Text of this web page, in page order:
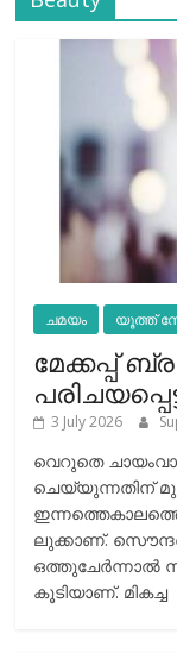
ചമയം യൂത്ത്
മേക്കപ്പ്
3 July 2026
വെറുതെ
ചെയ്യുന്നതിന്
ലുക്കാണ്.
ഒത്തുചേര്‍ന്നാല്‍
കൂടിയാണ്. മികച്ച